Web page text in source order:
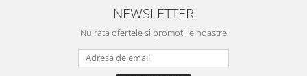
NEWSLETTER
Nu rata ofertele si promotiile noastre